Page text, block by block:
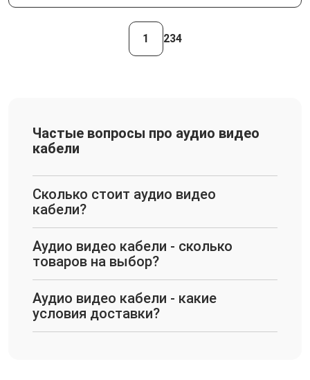
1 234
Частые вопросы про аудио видео
кабели
Сколько стоит аудио видео
кабели?
Аудио видео кабели - сколько
товаров на выбор?
Аудио видео кабели - какие
условия доставки?